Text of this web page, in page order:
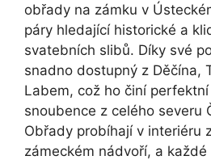
obřady na zámku v
páry hledající historické a
svatebních slibů. Díky své
snadno dostupný z Děčína,
Labem, což ho činí
snoubence z celého severu
Obřady probíhají v interiéru
zámeckém nádvoří, a